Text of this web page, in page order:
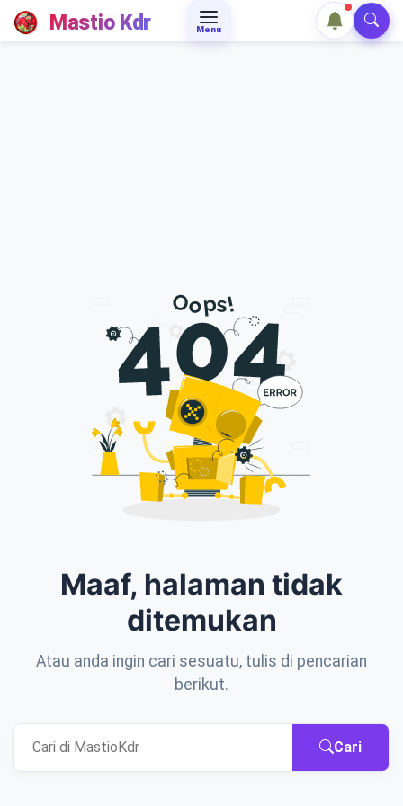
Mastio Kdr Menu
Maaf, halaman tidak
ditemukan
Atau anda ingin cari sesuatu, tulis di pencarian
berikut.
Cari